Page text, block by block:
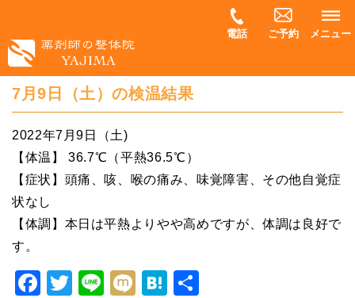
電話 ご予約 メニュー
7月9日（土）の検温結果
2022年7月9日（土)
【体温】 36.7℃（平熱36.5℃）
【症状】頭痛、咳、喉の痛み、味覚障害、その他自覚症
状なし
【体調】本日は平熱よりやや高めですが、体調は良好で
す。
Facebook
Twitter
LineMixiHatena